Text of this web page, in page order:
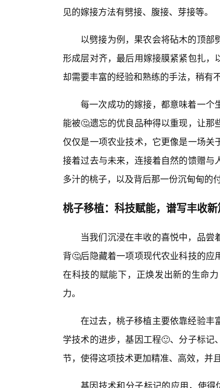
见的嫁接方法有劈接、腹接、芽接等。
以劈接为例，果农会将砧木的顶
形成层对齐，最后用嫁接膜紧紧包扎
却需要丰富的经验和熟练的手法，稍有
每一次成功的嫁接，都意味着一个
能被🤔遗忘的优良品种得以重现，让
仅仅是一项农业技术，它更像是一场
接着过去与未来，连接着自然的馈赠
多汁的桃子，以及背后那一份沉甸甸的
桃子移植：科技赋能，谱写丰收
当我们沉浸在丰收的喜悦中，品
背🤔后隐藏着一项项现代农业科技的
在科技的赋能下，正焕发出新的生命
力。
在过去，桃子移植主要依靠经验丰
学技术的进步，基因工程🙂、分子标
节，使得这项技术更加精准、高效，并
基因技术和分子标记的应用，使得